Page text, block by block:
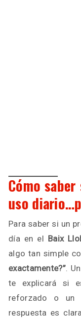
Cómo
uso
Para saber si un
día en el Baix
algo tan simple
exactamente?”.
te explicará si
reforzado o un
respuesta es